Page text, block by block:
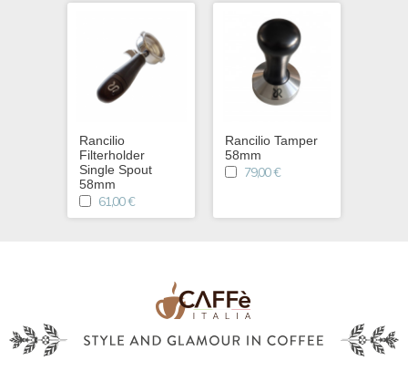
Rancilio
Filterholder
Single Spout
58mm
61,00 €
Rancilio Tamper
58mm
79,00 €